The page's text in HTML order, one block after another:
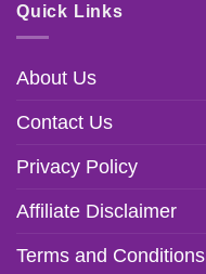
Quick Links
About Us
Contact Us
Privacy Policy
Affiliate Disclaimer
Terms and Conditions